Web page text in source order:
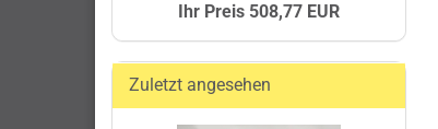
Ihr Preis 508,77 EUR
Zuletzt angesehen